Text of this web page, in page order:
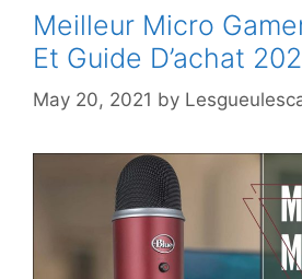
Meilleur Micro
Et Guide D’achat
May 20, 2021 by